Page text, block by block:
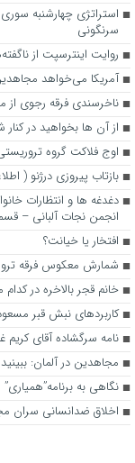
استراتژی چهارشنبه
سرنگونی
روایت اینترسپت از
آمریکا می‌خواهد
ناخرسندی فرقه رجوی از
از آن ها بخواهید در کنار
اوج فلاکت گروه
بازتاب پیروزی درژنو (
دغدغه ها و انتظارات
انجمن نجات آلبانی –
افتخار یا خیانت؟
شمارش معکوس فرقه
خانم قجر بالاخره در
کاربردهای نبش قبر
نامه سرگشاده آقای کریم
مجاهدین در آلمان:
نگاهی به
اخلاق ضدانسانی سران